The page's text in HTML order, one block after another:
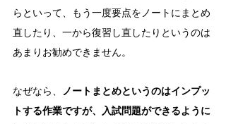
らといって、もう一度要点をノートにまとめ
直したり、一から復習し直したりというのは
あまりお勧めできません。
なぜなら、
ノートまとめというのはインプッ
トする作業ですが、入試問題ができるように